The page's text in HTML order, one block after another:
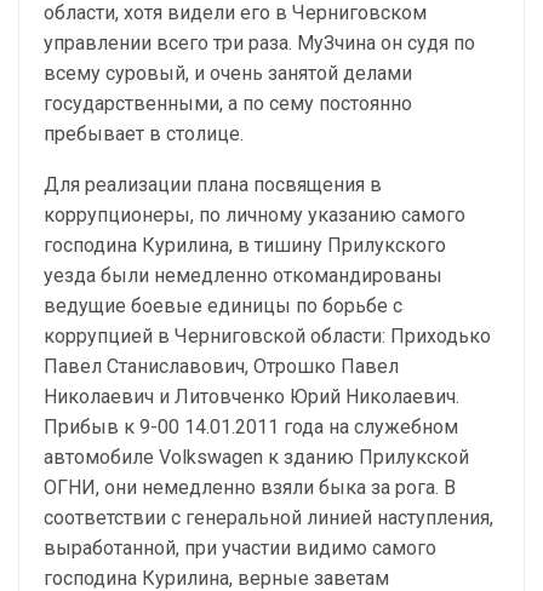
области, хотя видели его в Черниговском
управлении всего три раза. МуЗчина он судя по
всему суровый, и очень занятой делами
государственными, а по сему постоянно
пребывает в столице.
Для реализации плана посвящения в
коррупционеры, по личному указанию самого
господина Курилина, в тишину Прилукского
уезда были немедленно откомандированы
ведущие боевые единицы по борьбе с
коррупцией в Черниговской области: Приходько
Павел Станиславович, Отрошко Павел
Николаевич и Литовченко Юрий Николаевич.
Прибыв к 9-00 14.01.2011 года на служебном
автомобиле Volkswagen к зданию Прилукской
ОГНИ, они немедленно взяли быка за рога. В
соответствии с генеральной линией наступления,
выработанной, при участии видимо самого
господина Курилина, верные заветам